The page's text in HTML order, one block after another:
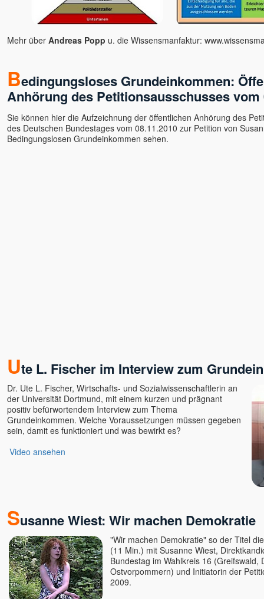
Bewusstseinsschule
geistreich
Braum, Slyvia & Franz,
Bruno Würtenberger - Free
Spirit TV
Byron Katie
Canela Michelle Meyers
Cara Barbi Lienert
Daniela Schuchardt
Deepak
Deva Vanessa Van Echten
Deva Satpriya
Devasetu - ORKASIS-
Devi
Eckhart Tolle u. Kim Eng
Edgar OWK Hofer
Egobuster Verena Fleißner
Eli
Elios
Mehr über Andreas Popp u. die Wissensmanfaktur:
Bedingungsloses Grundeinkommen:
Anhörung des Petitionsausschusses vom
Sie können hier die Aufzeichnung der öffentlichen Anhörung des
des Deutschen Bundestages vom 08.11.2010 zur Petition von
Bedingungslosen Grundeinkommen sehen.
Ute L. Fischer im Interview zum
Dr. Ute L. Fischer, Wirtschafts- und Sozialwissenschaftlerin an
der Universität Dortmund, mit einem kurzen und prägnant
positiv befürwortendem Interview zum Thema
Grundeinkommen. Welche Voraussetzungen müssen gegeben
sein, damit es funktioniert und was bewirkt es?
Video ansehen
Susanne Wiest: Wir machen Demokratie
"Wir machen Demokratie" so der Titel
(11 Min.) mit Susanne Wiest,
Bundestag im Wahlkreis 16 (Greifswald,
Ostvorpommern) und Initiatorin der
2009.